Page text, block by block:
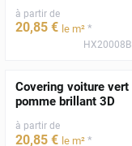
à partir de
20,85 € le m² *
HX20008B
Covering voiture vert
pomme brillant 3D
à partir de
20,85 € le m² *